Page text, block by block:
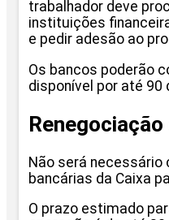
trabalhador deve
instituições
e pedir adesão ao
Os bancos poderão
disponível por até 90
Não será
bancárias da Caixa
O prazo estimado